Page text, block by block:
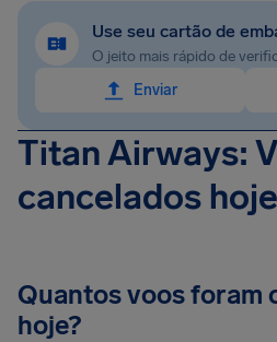
Use seu cartão de
O jeito mais rápido de
Enviar
Titan Airways:
cancelados hoje
Quantos voos foram
hoje?